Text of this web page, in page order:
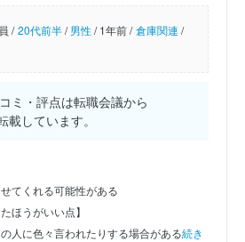
/ 20代前半/男性/1年前 / 倉庫関連 /
ミ・評点は転職会議から
載しています。
てくれる可能性がある
ほうがいい点】
人に色々言われたりする場合がある続き